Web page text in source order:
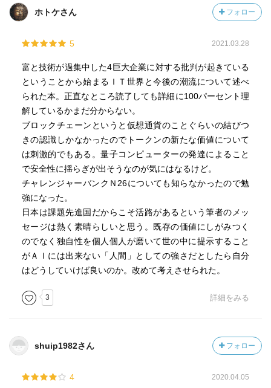
ホトケさん フォロー
5 2021.03.28
富と技術が過集中した4巨大企業に対する批判が起きている
ということから始まるＩＴ世界と今後の潮流について述べ
られた本。正直なところ読了しても詳細に100パーセント理
解しているかまだ分からない。
ブロックチェーンというと仮想通貨のことぐらいの結びつ
きの認識しかなかったのでトークンの新たな価値について
は刺激的でもある。量子コンピューターの発達によること
で安全性に揺らぎが出そうなのが気にはなるけど。
チャレンジャーバンクＮ26についても知らなかったので勉
強になった。
日本は課題先進国だからこそ活路があるという筆者のメッ
セージは熱く素晴らしいと思う。既存の価値にしがみつく
のでなく独自性を個人個人が磨いて世の中に提示すること
がＡＩには出来ない「人間」としての強さだとしたら自分
はどうしていけば良いのか。改めて考えさせられた。
3 詳細をみる
shuip1982さん フォロー
4 2020.04.05